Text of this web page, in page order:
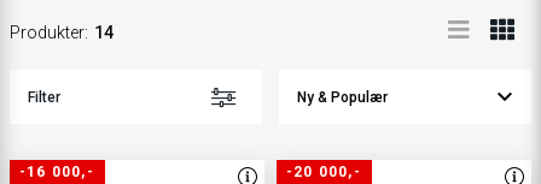
Produkter: 14
Filter
-16 000,- -20 000,-